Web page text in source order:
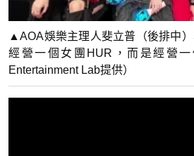
▲AOA娛樂主理人斐立普（後排中
經營一個女團HUR，而是經營
Entertainment Lab提供）